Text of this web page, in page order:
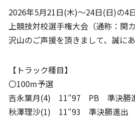
2026年5月21日(木)～24日(日)の4
上競技対校選手権大会（通称：関
沢山のご声援を頂きまして、誠に
【トラック種目】
〇100m予選
吉永葉月(4) 11″97 PB 準決勝
秋澤理沙(1) 11″93 準決勝進出